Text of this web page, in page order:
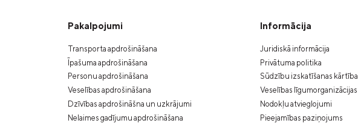
Pakalpojumi
Transporta apdrošināšana
Īpašuma apdrošināšana
Personu apdrošināšana
Veselības apdrošināšana
Dzīvības apdrošināšna un uzkrājumi
Nelaimes gadījumu apdrošināšana
Informācija
Juridiskā informācija
Privātuma politika
Sūdzību izskatīšanas kārtība
Veselības līgumorganizācijas
Nodokļu atvieglojumi
Pieejamības paziņojums